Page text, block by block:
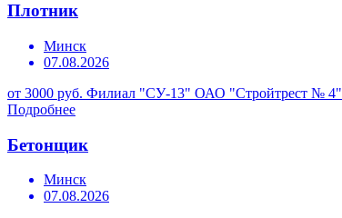
Плотник
Минск
07.08.2026
от 3000 руб. Филиал "СУ-13" ОАО "Стройтрест № 4"
Подробнее
Бетонщик
Минск
07.08.2026